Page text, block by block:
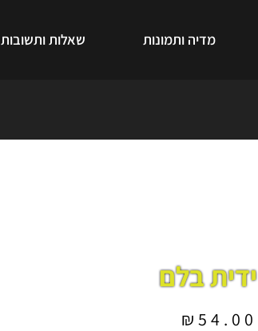
מדיה ותמונות שאלות ותשובות
ידית בלם
₪ 54.00